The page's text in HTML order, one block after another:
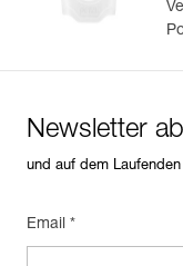
Newsletter
und auf dem
Email *